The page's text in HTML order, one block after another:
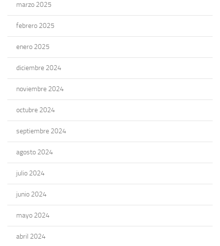
marzo 2025
febrero 2025
enero 2025
diciembre 2024
noviembre 2024
octubre 2024
septiembre 2024
agosto 2024
julio 2024
junio 2024
mayo 2024
abril 2024